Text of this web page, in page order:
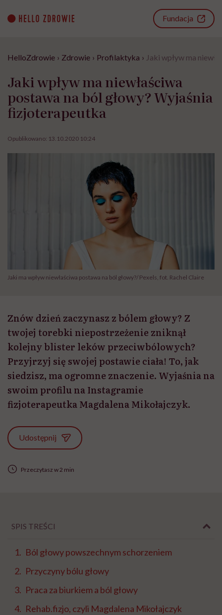
content
Fundacja
HelloZdrowie › Zdrowie › Profilaktyka › Jaki wpływ ma
Jaki wpływ ma niewłaściwa
postawa na ból głowy? Wyjaśnia
fizjoterapeutka
Opublikowano: 13.10.2020 10:24
Jaki ma wpływ niewłaściwa postawa na ból głowy?/ Pexels, fot. Rachel Claire
Znów dzień zaczynasz z bólem głowy? Z
twojej torebki niepostrzeżenie zniknął
kolejny blister leków przeciwbólowych?
Przyjrzyj się swojej postawie ciała! To, jak
siedzisz, ma ogromne znaczenie. Wyjaśnia na
swoim profilu na Instagramie
fizjoterapeutka Magdalena Mikołajczyk.
Udostępnij
Przeczytasz w 2 min
SPIS TREŚCI
Ból głowy powszechnym schorzeniem
Przyczyny bólu głowy
Praca za biurkiem a ból głowy
Rehab.fizjo, czyli Magdalena Mikołajczyk